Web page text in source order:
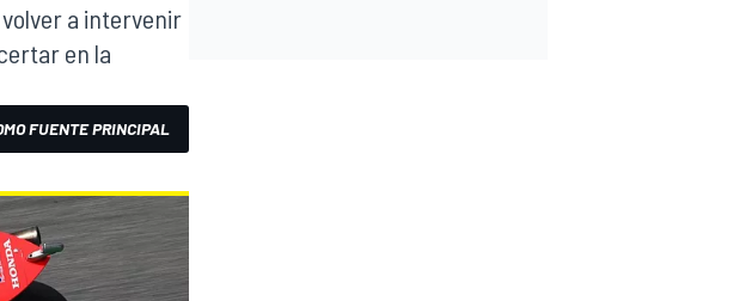
a intervenir
en la
FUENTE PRINCIPAL